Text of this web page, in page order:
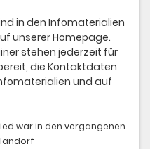
in den Infomaterialien
unserer Homepage.
stehen jederzeit für
die Kontaktdaten
und auf
war in den vergangenen